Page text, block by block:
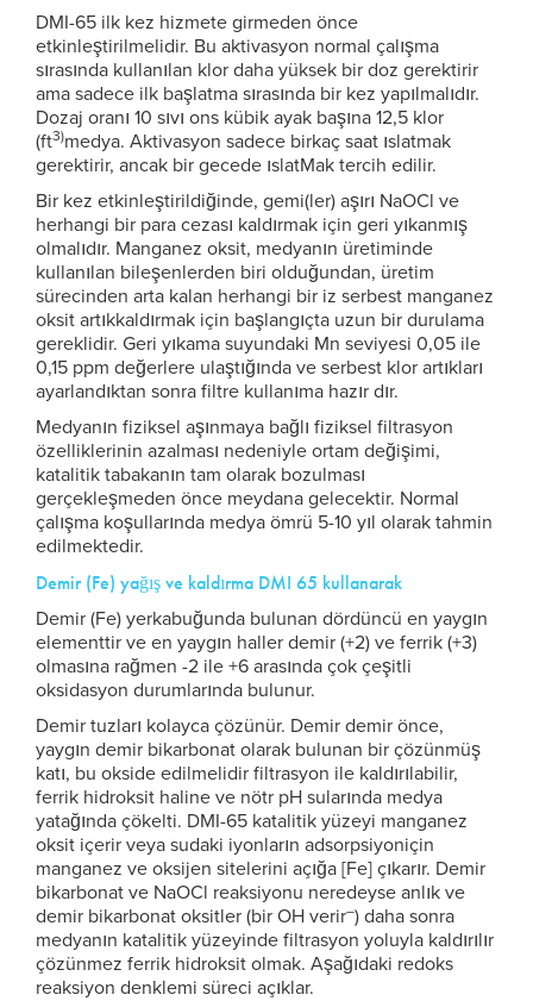
DMI-65 ilk kez hizmete girmeden önce
etkinleştirilmelidir. Bu aktivasyon normal çalışma
sırasında kullanılan klor daha yüksek bir doz gerektirir
ama sadece ilk başlatma sırasında bir kez yapılmalıdır.
Dozaj oranı 10 sıvı ons kübik ayak başına 12,5 klor
(ft3)medya. Aktivasyon sadece birkaç saat ıslatmak
gerektirir, ancak bir gecede ıslatMak tercih edilir.
Bir kez etkinleştirildiğinde, gemi(ler) aşırı NaOCl ve
herhangi bir para cezası kaldırmak için geri yıkanmış
olmalıdır. Manganez oksit, medyanın üretiminde
kullanılan bileşenlerden biri olduğundan, üretim
sürecinden arta kalan herhangi bir iz serbest manganez
oksit artıkkaldırmak için başlangıçta uzun bir durulama
gereklidir. Geri yıkama suyundaki Mn seviyesi 0,05 ile
0,15 ppm değerlere ulaştığında ve serbest klor artıkları
ayarlandıktan sonra filtre kullanıma hazır dır.
Medyanın fiziksel aşınmaya bağlı fiziksel filtrasyon
özelliklerinin azalması nedeniyle ortam değişimi,
katalitik tabakanın tam olarak bozulması
gerçekleşmeden önce meydana gelecektir. Normal
çalışma koşullarında medya ömrü 5-10 yıl olarak tahmin
edilmektedir.
Demir (Fe) yağış ve kaldırma DMI 65 kullanarak
Demir (Fe) yerkabuğunda bulunan dördüncü en yaygın
elementtir ve en yaygın haller demir (+2) ve ferrik (+3)
olmasına rağmen -2 ile +6 arasında çok çeşitli
oksidasyon durumlarında bulunur.
Demir tuzları kolayca çözünür. Demir demir önce,
yaygın demir bikarbonat olarak bulunan bir çözünmüş
katı, bu okside edilmelidir filtrasyon ile kaldırılabilir,
ferrik hidroksit haline ve nötr pH sularında medya
yatağında çökelti. DMI-65 katalitik yüzeyi manganez
oksit içerir veya sudaki iyonların adsorpsiyoniçin
manganez ve oksijen sitelerini açığa [Fe] çıkarır. Demir
bikarbonat ve NaOCl reaksiyonu neredeyse anlık ve
demir bikarbonat oksitler (bir OH verir–) daha sonra
medyanın katalitik yüzeyinde filtrasyon yoluyla kaldırılır
çözünmez ferrik hidroksit olmak. Aşağıdaki redoks
reaksiyon denklemi süreci açıklar.